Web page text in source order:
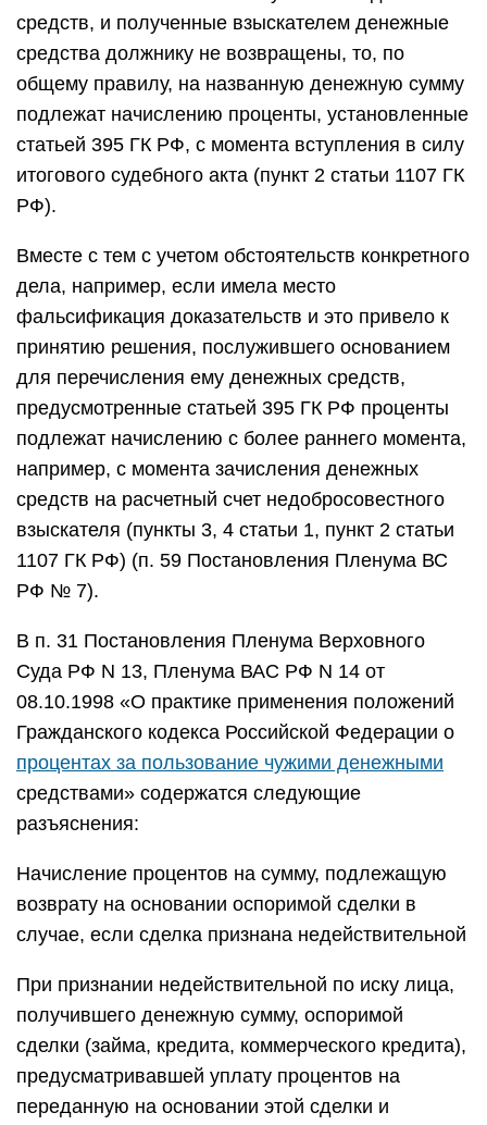
средств, и полученные взыскателем денежные
средства должнику не возвращены, то, по
общему правилу, на названную денежную сумму
подлежат начислению проценты, установленные
статьей 395 ГК РФ, с момента вступления в силу
итогового судебного акта (пункт 2 статьи 1107 ГК
РФ).
Вместе с тем с учетом обстоятельств конкретного
дела, например, если имела место
фальсификация доказательств и это привело к
принятию решения, послужившего основанием
для перечисления ему денежных средств,
предусмотренные статьей 395 ГК РФ проценты
подлежат начислению с более раннего момента,
например, с момента зачисления денежных
средств на расчетный счет недобросовестного
взыскателя (пункты 3, 4 статьи 1, пункт 2 статьи
1107 ГК РФ) (п. 59 Постановления Пленума ВС
РФ № 7).
В п. 31 Постановления Пленума Верховного
Суда РФ N 13, Пленума ВАС РФ N 14 от
08.10.1998 «О практике применения положений
Гражданского кодекса Российской Федерации о
процентах за пользование чужими денежными
средствами» содержатся следующие
разъяснения:
Начисление процентов на сумму, подлежащую
возврату на основании оспоримой сделки в
случае, если сделка признана недействительной
При признании недействительной по иску лица,
получившего денежную сумму, оспоримой
сделки (займа, кредита, коммерческого кредита),
предусматривавшей уплату процентов на
переданную на основании этой сделки и